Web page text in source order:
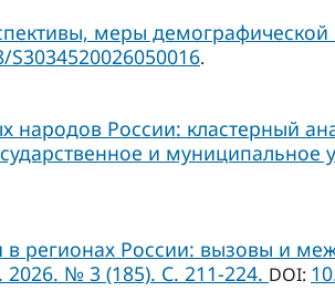
меры
S3034520026050016.
России: кластерный
и муниципальное
регионах России: вызовы и
№ 3 (185). С. 211-224. DOI: